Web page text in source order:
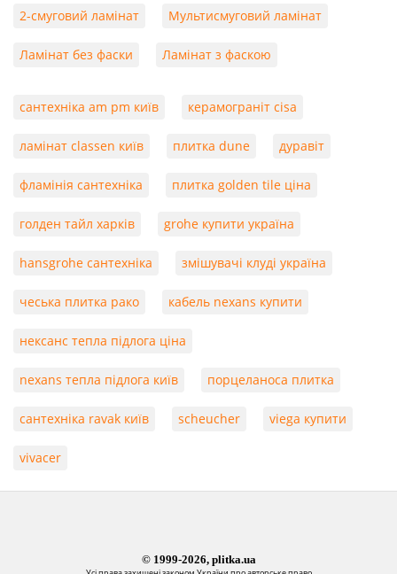
2-смуговий ламінат Мультисмуговий ламінат
Ламінат без фаски Ламінат з фаскою
сантехніка am pm київ керамограніт cisa
ламінат classen київ плитка dune дуравіт
фламінія сантехніка плитка golden tile ціна
голден тайл харків grohe купити україна
hansgrohe сантехніка змішувачі клуді україна
чеська плитка рако кабель nexans купити
нексанс тепла підлога ціна
nexans тепла підлога київ порцеланоса плитка
сантехніка ravak київ scheucher viega купити
vivacer
© 1999-2026, plitka.ua